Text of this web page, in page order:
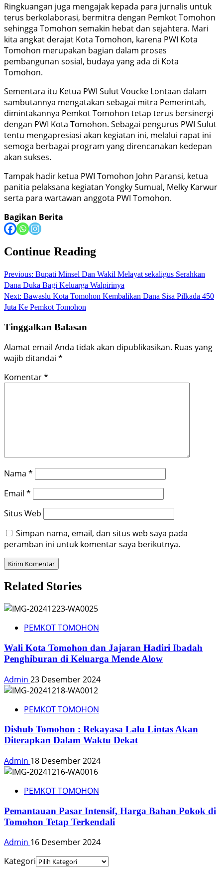
Ringkuangan juga mengajak kepada para jurnalis untuk
terus berkolaborasi, bermitra dengan Pemkot Tomohon
sehingga Tomohon semakin hebat dan sejahtera. Mari
kita angkat derajat Kota Tomohon, karena PWI Kota
Tomohon merupakan bagian dalam proses
pembangunan sosial, budaya yang ada di Kota
Tomohon.
Sementara itu Ketua PWI Sulut Voucke Lontaan dalam
sambutannya mengatakan sebagai mitra Pemerintah,
dimintakannya Pemkot Tomohon tetap terus bersinergi
dengan PWI Kota Tomohon. Sebagai pengurus PWI Sulut
tentu mengapresiasi akan kegiatan ini, melalui rapat ini
semoga berbagai program yang direncanakan kedepan
akan sukses.
Tampak hadir ketua PWI Tomohon John Paransi, ketua
panitia pelaksana kegiatan Yongky Sumual, Melky Karwur
serta para wartawan anggota PWI Tomohon.
Bagikan Berita
Continue Reading
Previous: Bupati Minsel Dan Wakil Melayat sekaligus Serahkan
Dana Duka Bagi Keluarga Walpirinya
Next: Bawaslu Kota Tomohon Kembalikan Dana Sisa Pilkada 450
Juta Ke Pemkot Tomohon
Tinggalkan Balasan
Alamat email Anda tidak akan dipublikasikan. Ruas yang
wajib ditandai *
Komentar*
Nama *
Email *
Situs Web
Simpan nama, email, dan situs web saya pada
peramban ini untuk komentar saya berikutnya.
Related Stories
PEMKOT TOMOHON
Wali Kota Tomohon dan Jajaran Hadiri Ibadah
Penghiburan di Keluarga Mende Alow
Admin 23 Desember 2024
PEMKOT TOMOHON
Dishub Tomohon : Rekayasa Lalu Lintas Akan
Diterapkan Dalam Waktu Dekat
Admin 18 Desember 2024
PEMKOT TOMOHON
Pemantauan Pasar Intensif, Harga Bahan Pokok di
Tomohon Tetap Terkendali
Admin 16 Desember 2024
Kategori